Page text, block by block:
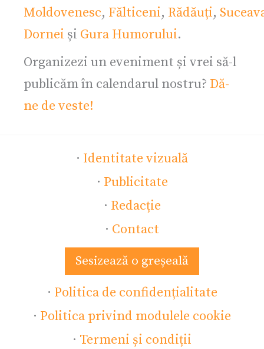
Moldovenesc, Fălticeni, Rădăuți,
Dornei și Gura Humorului.
Organizezi un eveniment și vrei să-l
publicăm în calendarul nostru? Dă-
ne de veste!
· Identitate vizuală
· Publicitate
· Redacție
· Contact
Sesizează o greșeală
· Politica de confidențialitate
· Politica privind modulele cookie
· Termeni și condiții